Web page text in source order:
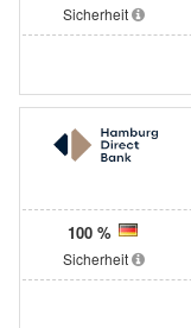
Sicherheit
100 %
Sicherheit